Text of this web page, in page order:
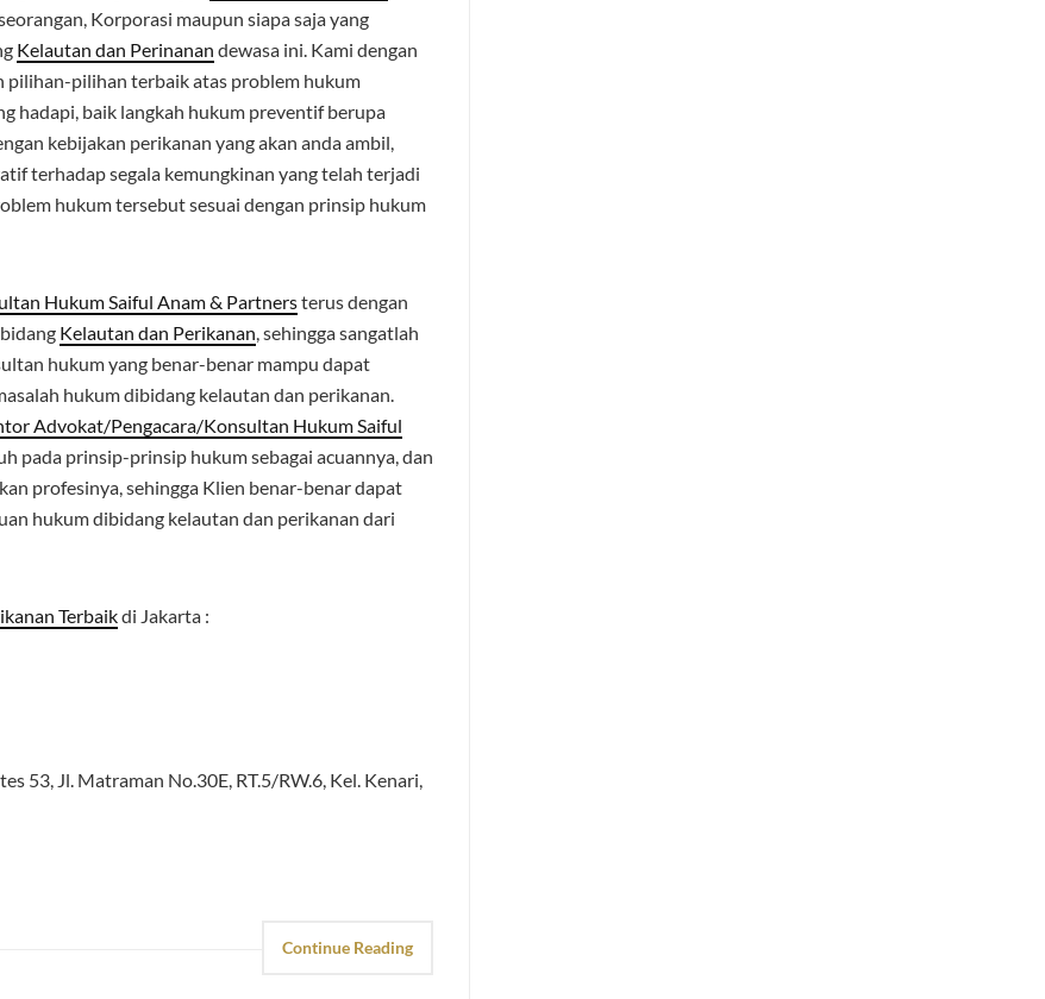
Korporasi maupun siapa saja yang
Kelautan dan Perinanan dewasa ini. Kami dengan
pilihan-pilihan terbaik atas problem hukum
hadapi, baik langkah hukum preventif berupa
kebijakan perikanan yang akan anda ambil,
terhadap segala kemungkinan yang telah terjadi
hukum tersebut sesuai dengan prinsip hukum
Hukum Saiful Anam & Partnersterus dengan
Kelautan dan Perikanan, sehingga sangatlah
hukum yang benar-benar mampu dapat
hukum dibidang kelautan dan perikanan.
Advokat/Pengacara/Konsultan Hukum Saiful
pada prinsip-prinsip hukum sebagai acuannya, dan
profesinya, sehingga Klien benar-benar dapat
hukum dibidang kelautan dan perikanan dari
Terbaikdi Jakarta :
53, Jl. Matraman No.30E, RT.5/RW.6, Kel. Kenari,
Continue Reading